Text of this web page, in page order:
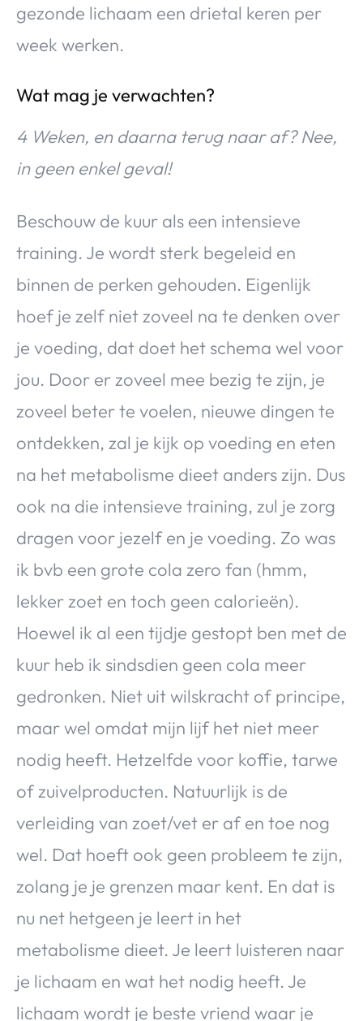
gezonde lichaam een drietal keren per
week werken.
Wat mag je verwachten?
4 Weken, en daarna terug naar af? Nee,
in geen enkel geval!
Beschouw de kuur als een intensieve
training. Je wordt sterk begeleid en
binnen de perken gehouden. Eigenlijk
hoef je zelf niet zoveel na te denken over
je voeding, dat doet het schema wel voor
jou. Door er zoveel mee bezig te zijn, je
zoveel beter te voelen, nieuwe dingen te
ontdekken, zal je kijk op voeding en eten
na het metabolisme dieet anders zijn. Dus
ook na die intensieve training, zul je zorg
dragen voor jezelf en je voeding. Zo was
ik bvb een grote cola zero fan (hmm,
lekker zoet en toch geen calorieën).
Hoewel ik al een tijdje gestopt ben met de
kuur heb ik sindsdien geen cola meer
gedronken. Niet uit wilskracht of principe,
maar wel omdat mijn lijf het niet meer
nodig heeft. Hetzelfde voor koffie, tarwe
of zuivelproducten. Natuurlijk is de
verleiding van zoet/vet er af en toe nog
wel. Dat hoeft ook geen probleem te zijn,
zolang je je grenzen maar kent. En dat is
nu net hetgeen je leert in het
metabolisme dieet. Je leert luisteren naar
je lichaam en wat het nodig heeft. Je
lichaam wordt je beste vriend waar je